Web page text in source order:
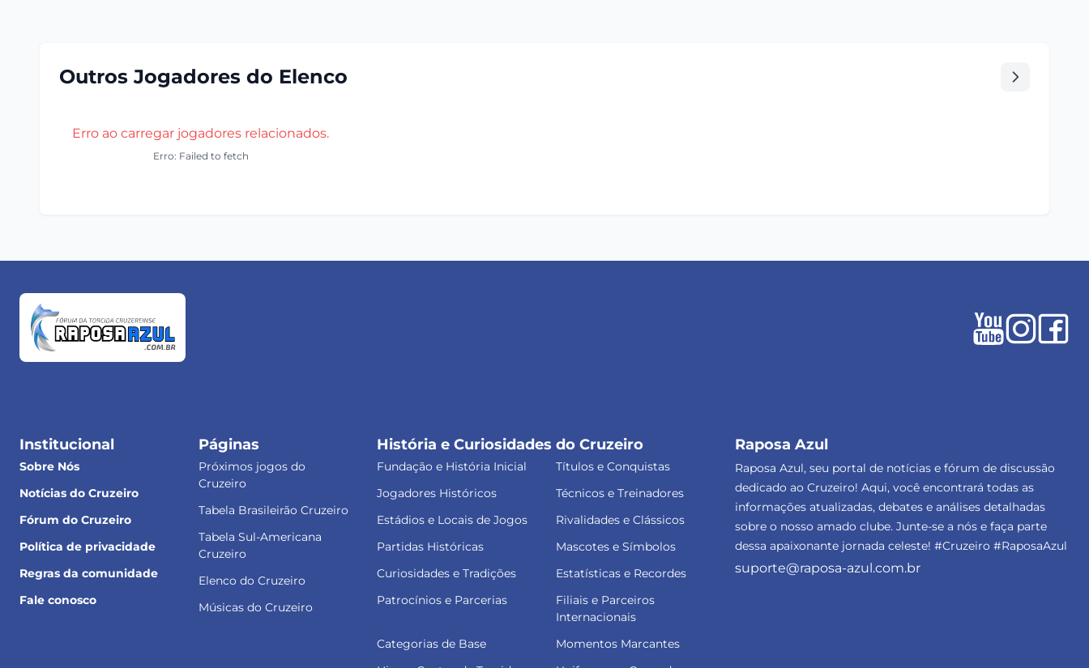
Outros Jogadores do Elenco
Erro ao carregar jogadores relacionados.
Erro: Failed to fetch
Institucional
Sobre Nós
Notícias do Cruzeiro
Fórum do Cruzeiro
Política de privacidade
Regras da comunidade
Fale conosco
Páginas
Próximos jogos do
Cruzeiro
Tabela Brasileirão Cruzeiro
Tabela Sul-Americana
Cruzeiro
Elenco do Cruzeiro
Músicas do Cruzeiro
História e Curiosidades do Cruzeiro
Fundação e História Inicial
Títulos e Conquistas
Jogadores Históricos
Técnicos e Treinadores
Estádios e Locais de Jogos
Rivalidades e Clássicos
Partidas Históricas
Mascotes e Símbolos
Curiosidades e Tradições
Estatísticas e Recordes
Patrocínios e Parcerias
Filiais e Parceiros
Internacionais
Categorias de Base
Momentos Marcantes
Raposa Azul
Raposa Azul, seu portal de notícias e fórum de discussão
dedicado ao Cruzeiro! Aqui, você encontrará todas as
informações atualizadas, debates e análises detalhadas
sobre o nosso amado clube. Junte-se a nós e faça parte
dessa apaixonante jornada celeste! #Cruzeiro #RaposaAzul
suporte@raposa-azul.com.br